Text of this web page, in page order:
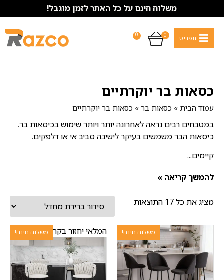
משלוח חינם על כל האתר לזמן מוגבל!
0
0
כסאות בר יוקרתיים
עמוד הבית » כסאות בר » כסאות בר יוקרתיים
במטבחים רבים נראה לאחרונה יותר ויותר שימוש בכיסאות בר.
כיסאות הבר משמשים בעיקר לישיבה סביב אי או דלפקים.
קיימים...
להמשך קריאה »
מציג את כל 17 התוצאות
משלוח חינם! משלוח חינם!המלאי יחזור בקרוב